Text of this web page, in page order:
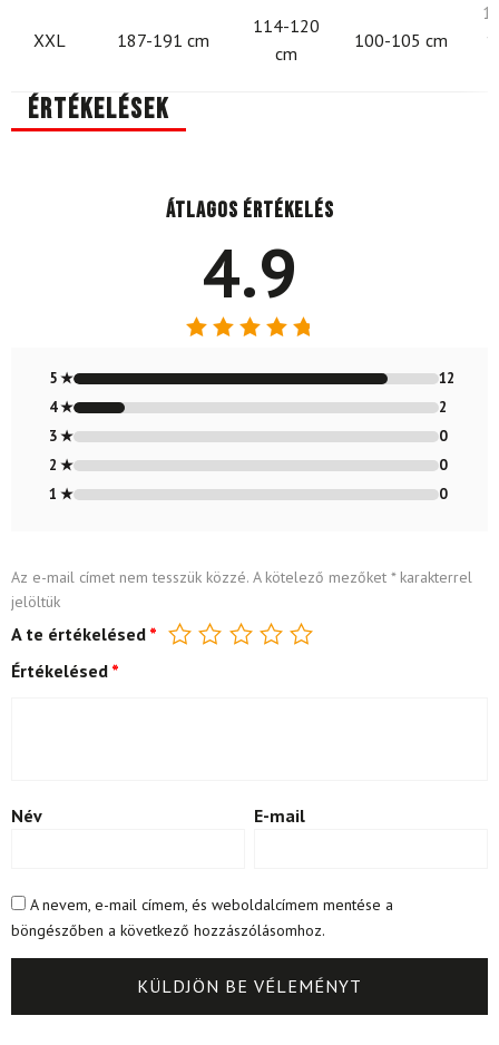
XXL 187-191 cm
114-120
cm
100-105 cm
Értékelések
Átlagos értékelés
4.9
4.86/ 5
5 ★
12
4 ★
2
3 ★
0
2 ★
0
1 ★
0
Az e-mail címet nem tesszük közzé. A kötelező mezőket *karakterrel
jelöltük
A te értékelésed *
Értékelésed *
Név E-mail
A nevem, e-mail címem, és weboldalcímem mentése a
böngészőben a következő hozzászólásomhoz.